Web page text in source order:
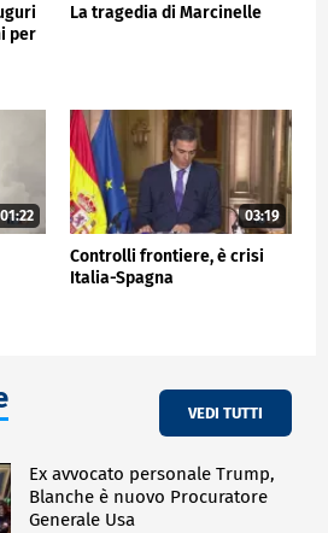
per
La tragedia di Marcinelle
01:22 03:19
Controlli frontiere, è crisi
Italia-Spagna
VEDI TUTTI
Ex avvocato personale Trump,
Blanche è nuovo Procuratore
Generale Usa